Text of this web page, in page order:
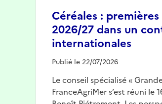
Céréales :
2026/27 dans un
internationales
Publié le 22/07/2026
Le conseil spécialisé «
FranceAgriMer s’est réuni